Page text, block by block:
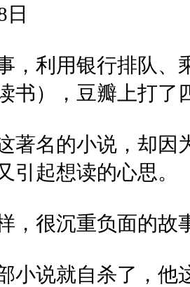
日
，利用银行排队、
书），豆瓣上打了
著名的小说，却因
引起想读的心思。
，很沉重负面的故
小说就自杀了，他